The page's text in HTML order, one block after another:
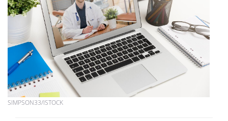
SIMPSON33/ISTOCK